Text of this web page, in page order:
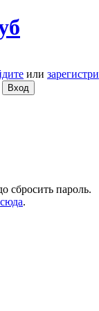
или
сбросить пароль.
сюда.